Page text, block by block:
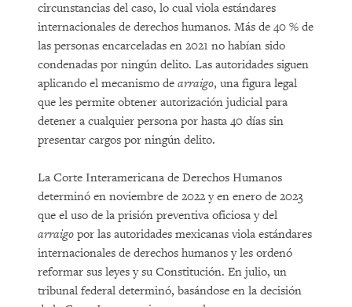
circunstancias del caso, lo cual viola estándares
internacionales de derechos humanos. Más de 40 % de
las personas encarceladas en 2021 no habían sido
condenadas por ningún delito. Las autoridades siguen
aplicando el mecanismo de arraigo, una figura legal
que les permite obtener autorización judicial para
detener a cualquier persona por hasta 40 días sin
presentar cargos por ningún delito.
La Corte Interamericana de Derechos Humanos
determinó en noviembre de 2022 y en enero de 2023
que el uso de la prisión preventiva oficiosa y del
arraigo por las autoridades mexicanas viola estándares
internacionales de derechos humanos y les ordenó
reformar sus leyes y su Constitución. En julio, un
tribunal federal determinó, basándose en la decisión